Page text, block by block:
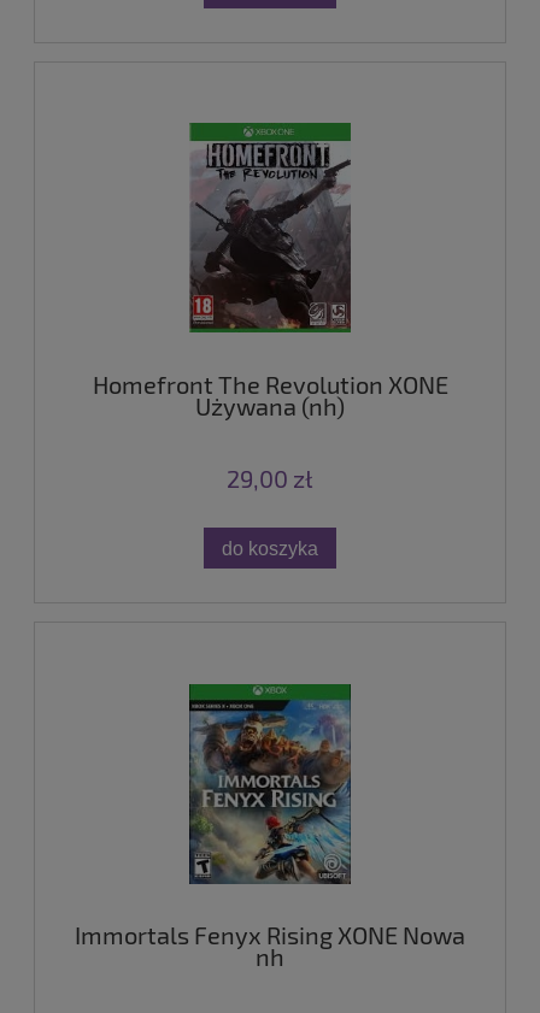
Homefront The Revolution XONE
Używana (nh)
29,00 zł
do koszyka
Immortals Fenyx Rising XONE Nowa
nh